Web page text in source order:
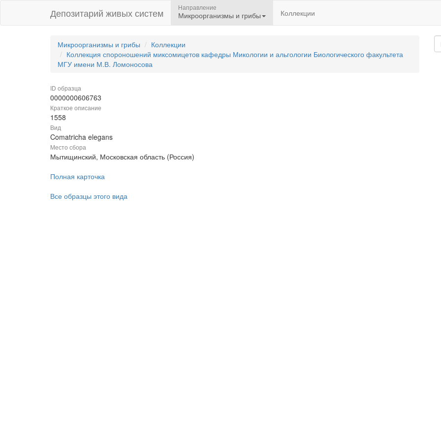
Депозитарий живых систем Направление
Микроорганизмы и грибы Коллекции
Микроорганизмы и грибы
Коллекции
Коллекция спороношений миксомицетов кафедры Микологии и альгологии Биологического факультета
МГУ имени М.В. Ломоносова
ID образца
0000000606763
Краткое описание
1558
Вид
Comatricha elegans
Место сбора
Мытищинский, Московская область (Россия)
Полная карточка
Все образцы этого вида